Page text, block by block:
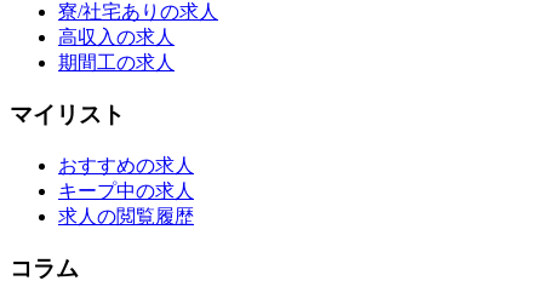
寮/社宅ありの求人
高収入の求人
期間工の求人
マイリスト
おすすめの求人
キープ中の求人
求人の閲覧履歴
コラム